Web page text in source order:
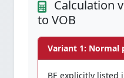
Calculation
to VOB
Variant 1: Normal
BE explicitly listed